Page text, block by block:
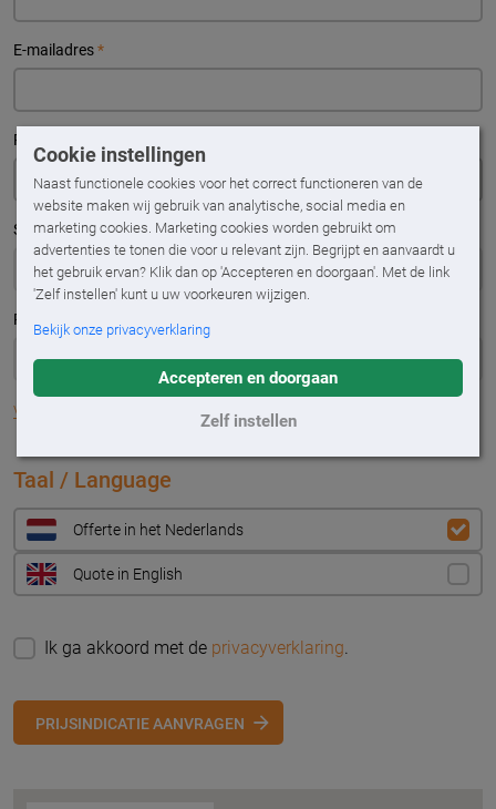
Cookie instellingen
Naast functionele cookies voor het correct functioneren van de
website maken wij gebruik van analytische, social media en
marketing cookies. Marketing cookies worden gebruikt om
advertenties te tonen die voor u relevant zijn. Begrijpt en aanvaardt u
het gebruik ervan? Klik dan op 'Accepteren en doorgaan'. Met de link
'Zelf instellen' kunt u uw voorkeuren wijzigen.
Bekijk onze privacyverklaring
Accepteren en doorgaan
Zelf instellen
E-mailadres*
Postcode
Straatnaam*
Plaats
Vul adres handmatig in
Taal / Language
Offerte in het Nederlands
Quote in English
Ik ga akkoord met de privacyverklaring.
PRIJSINDICATIE AANVRAGEN